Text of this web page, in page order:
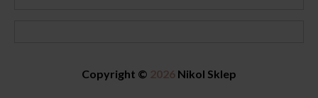
Copyright © 2026 Nikol Sklep